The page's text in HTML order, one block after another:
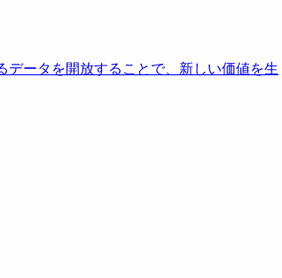
データを開放することで、新しい価値を生